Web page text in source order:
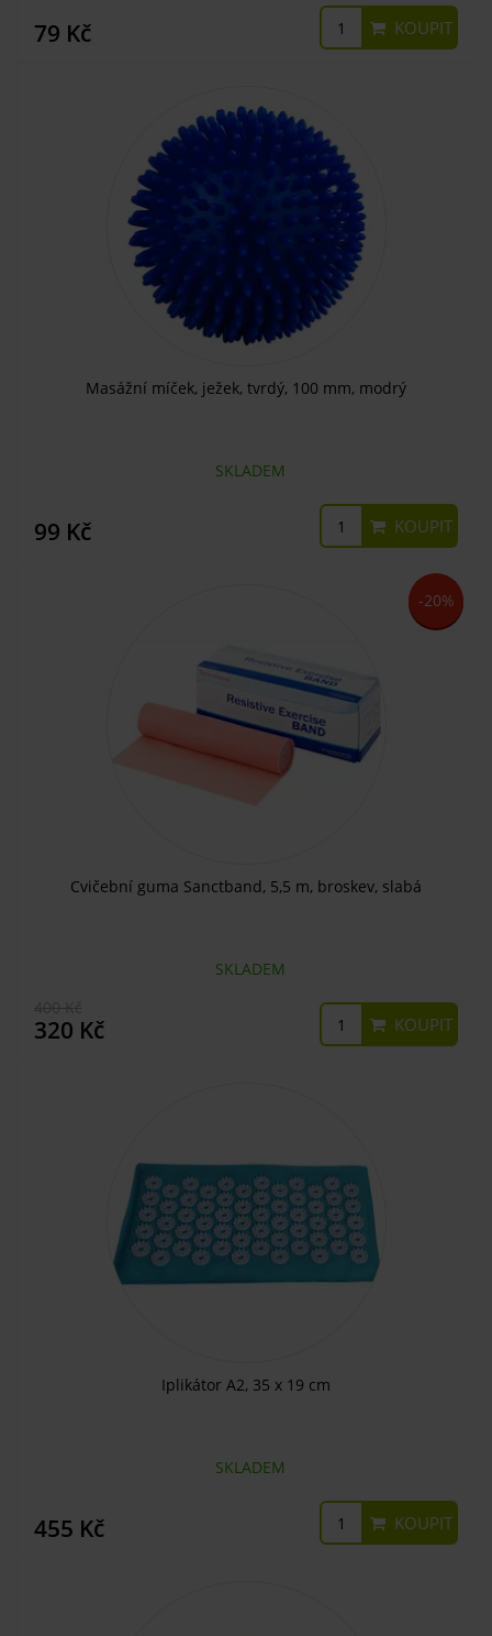
79 Kč KOUPIT
Masážní míček, ježek, tvrdý, 100 mm, modrý
SKLADEM
99 Kč KOUPIT
-20%
Cvičební guma Sanctband, 5,5 m, broskev, slabá
SKLADEM
320 Kč KOUPIT
Iplikátor A2, 35 x 19 cm
SKLADEM
455 Kč KOUPIT